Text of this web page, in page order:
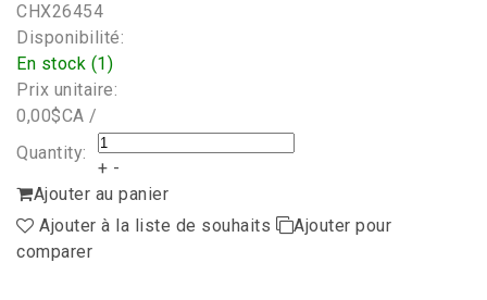
CHX26454
Disponibilité:
En stock (1)
Prix unitaire:
0,00$CA /
Quantity:
+ -
Ajouter au panier
Ajouter à la liste de souhaits
Ajouter pour
comparer